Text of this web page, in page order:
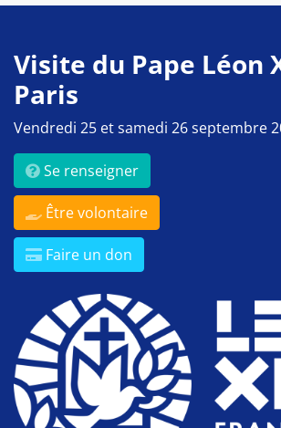
Visite du Pape Léon
Paris
Vendredi 25 et samedi 26 septembre
Se renseigner
Être volontaire
Faire un don